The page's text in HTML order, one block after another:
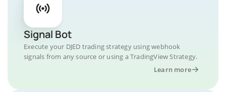
Signal Bot
Execute your DJED trading strategy using webhook
signals from any source or using a TradingView Strategy.
Learn more